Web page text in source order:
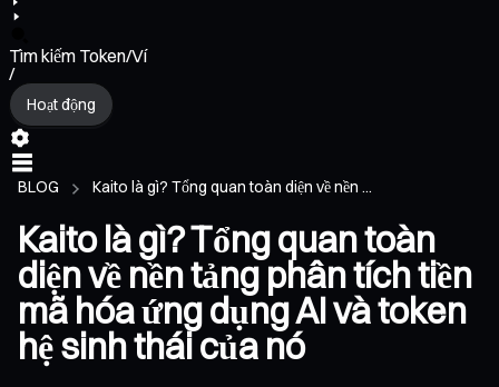
Tìm kiếm Token/Ví
/
Hoạt động
BLOG Kaito là gì? Tổng quan toàn diện về nền ...
Kaito là gì? Tổng quan toàn
diện về nền tảng phân tích tiền
mã hóa ứng dụng AI và token
hệ sinh thái của nó